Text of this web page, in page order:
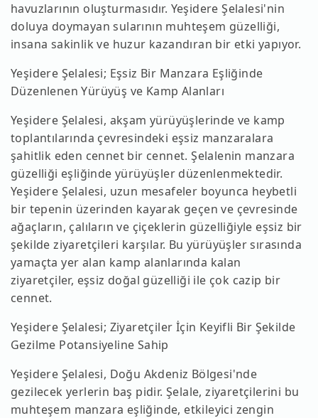
havuzlarının oluşturmasıdır. Yeşidere Şelalesi'nin
doluya doymayan sularının muhteşem güzelliği,
insana sakinlik ve huzur kazandıran bir etki yapıyor.
Yeşidere Şelalesi; Eşsiz Bir Manzara Eşliğinde
Düzenlenen Yürüyüş ve Kamp Alanları
Yeşidere Şelalesi, akşam yürüyüşlerinde ve kamp
toplantılarında çevresindeki eşsiz manzaralara
şahitlik eden cennet bir cennet. Şelalenin manzara
güzelliği eşliğinde yürüyüşler düzenlenmektedir.
Yeşidere Şelalesi, uzun mesafeler boyunca heybetli
bir tepenin üzerinden kayarak geçen ve çevresinde
ağaçların, çalıların ve çiçeklerin güzelliğiyle eşsiz bir
şekilde ziyaretçileri karşılar. Bu yürüyüşler sırasında
yamaçta yer alan kamp alanlarında kalan
ziyaretçiler, eşsiz doğal güzelliği ile çok cazip bir
cennet.
Yeşidere Şelalesi; Ziyaretçiler İçin Keyifli Bir Şekilde
Gezilme Potansiyeline Sahip
Yeşidere Şelalesi, Doğu Akdeniz Bölgesi'nde
gezilecek yerlerin baş pidir. Şelale, ziyaretçilerini bu
muhteşem manzara eşliğinde, etkileyici zengin